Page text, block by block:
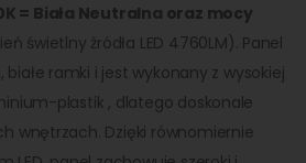
= Biała Neutralna oraz mocy
świetlny źródła LED 4760LM). Panel
ramki i jest wykonany z wysokiej
plastik , dlatego doskonale
wnętrzach. Dzięki równomiernie